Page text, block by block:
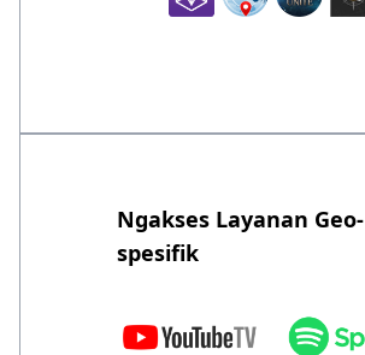
Ngakses Layanan Geo-
spesifik